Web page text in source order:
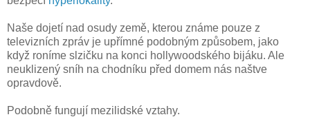
Naše dojetí nad osudy země, kterou známe pouze z
televizních zpráv je upřímné podobným způsobem, jako
když roníme slzičku na konci hollywoodského bijáku. Ale
neuklizený sníh na chodníku před domem nás naštve
opravdově.
Podobně fungují mezilidské vztahy.